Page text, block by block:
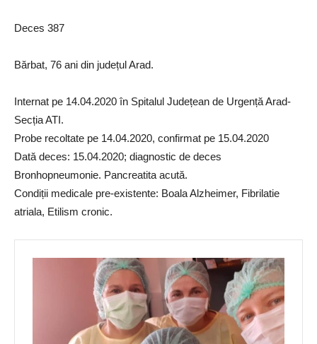
Deces 387
Bărbat, 76 ani din județul Arad.
Internat pe 14.04.2020 în Spitalul Județean de Urgență Arad-
Secția ATI.
Probe recoltate pe 14.04.2020, confirmat pe 15.04.2020
Dată deces: 15.04.2020; diagnostic de deces
Bronhopneumonie. Pancreatita acută.
Condiții medicale pre-existente: Boala Alzheimer, Fibrilatie
atriala, Etilism cronic.